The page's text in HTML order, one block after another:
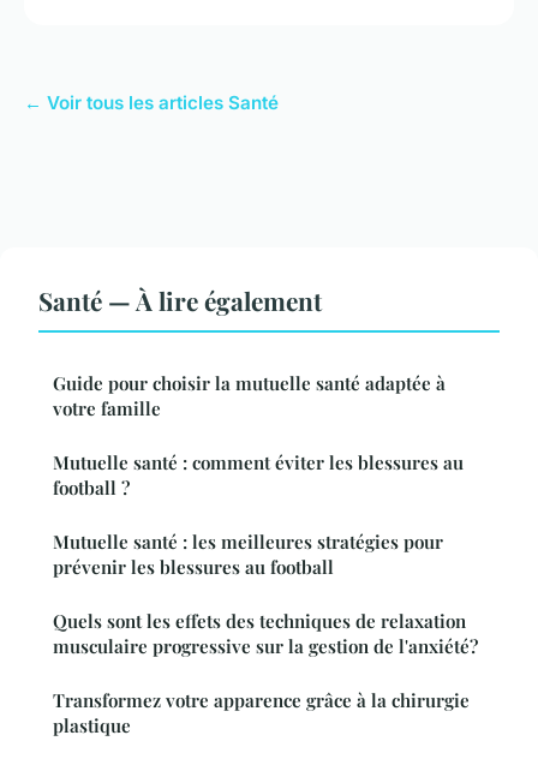
← Voir tous les articles Santé
Santé — À lire également
Guide pour choisir la mutuelle santé adaptée à
votre famille
Mutuelle santé : comment éviter les blessures au
football ?
Mutuelle santé : les meilleures stratégies pour
prévenir les blessures au football
Quels sont les effets des techniques de relaxation
musculaire progressive sur la gestion de l'anxiété?
Transformez votre apparence grâce à la chirurgie
plastique